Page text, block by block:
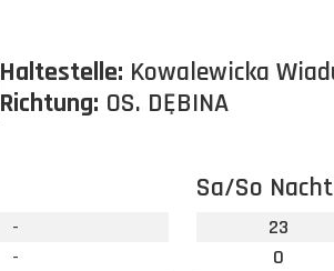
Haltestelle: Kowalewicka
Richtung: OS. DĘBINA
-
-
Sa/So Nacht
23
0